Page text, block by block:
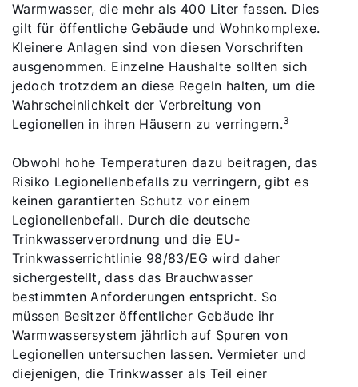
Warmwasser, die mehr als 400 Liter fassen. Dies
gilt für öffentliche Gebäude und Wohnkomplexe.
Kleinere Anlagen sind von diesen Vorschriften
ausgenommen. Einzelne Haushalte sollten sich
jedoch trotzdem an diese Regeln halten, um die
Wahrscheinlichkeit der Verbreitung von
Legionellen in ihren Häusern zu verringern.3
Obwohl hohe Temperaturen dazu beitragen, das
Risiko Legionellenbefalls zu verringern, gibt es
keinen garantierten Schutz vor einem
Legionellenbefall. Durch die deutsche
Trinkwasserverordnung und die EU-
Trinkwasserrichtlinie 98/83/EG wird daher
sichergestellt, dass das Brauchwasser
bestimmten Anforderungen entspricht. So
müssen Besitzer öffentlicher Gebäude ihr
Warmwassersystem jährlich auf Spuren von
Legionellen untersuchen lassen. Vermieter und
diejenigen, die Trinkwasser als Teil einer